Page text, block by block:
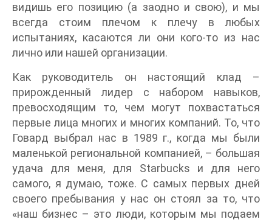
видишь его позицию (а заодно и свою), и мы
всегда стоим плечом к плечу в любых
испытаниях, касаются ли они кого-то из нас
лично или нашей организации.
Как руководитель он настоящий клад –
прирожденный лидер с набором навыков,
превосходящим то, чем могут похвастаться
первые лица многих и многих компаний. То, что
Говард выбрал нас в 1989 г., когда мы были
маленькой региональной компанией, – большая
удача для меня, для Starbucks и для него
самого, я думаю, тоже. С самых первых дней
своего пребывания у нас он стоял за то, что
«наш бизнес – это люди, которым мы подаем